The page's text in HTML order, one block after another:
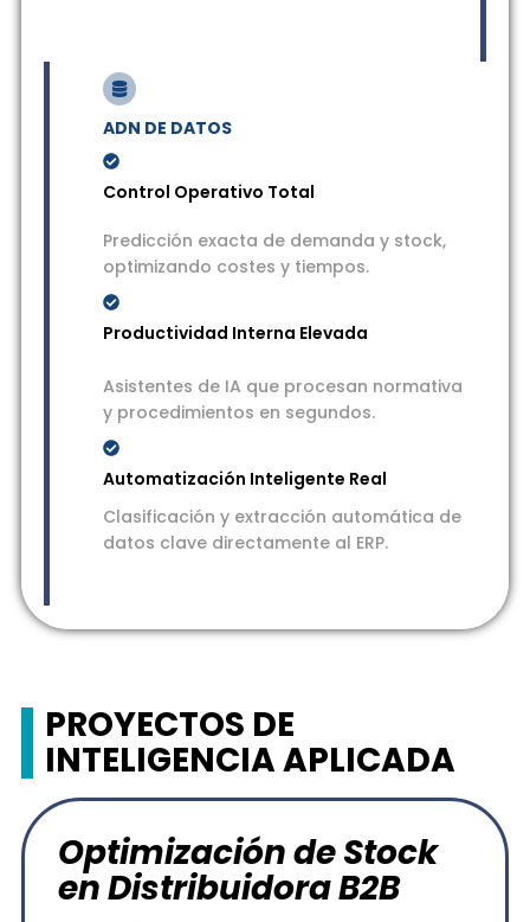
ADN DE DATOS
Control Operativo Total
Predicción exacta de demanda y stock,
optimizando costes y tiempos.
Productividad Interna Elevada
Asistentes de IA que procesan normativa
y procedimientos en segundos.
Automatización Inteligente Real
Clasificación y extracción automática de
datos clave directamente al ERP.
PROYECTOS DE
INTELIGENCIA APLICADA
Optimización de Stock
en Distribuidora B2B